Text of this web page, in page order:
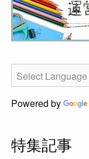
Powered by
特集記事